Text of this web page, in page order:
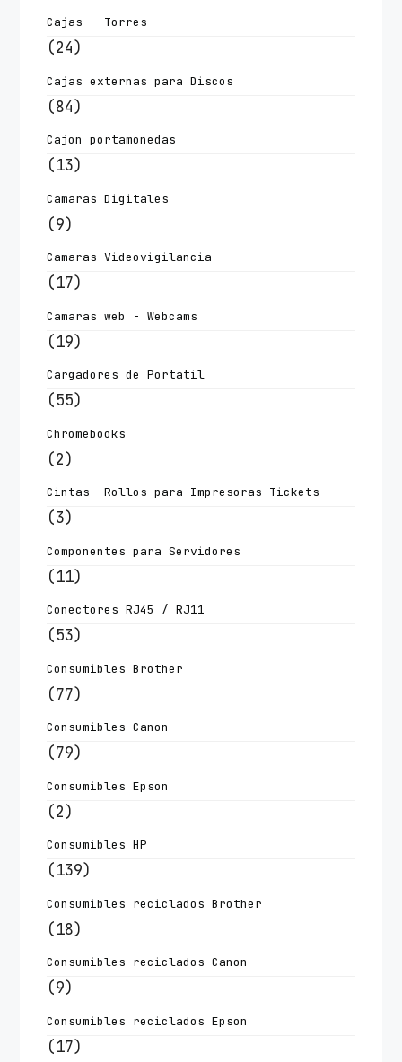
Cajas - Torres
(24)
Cajas externas para Discos
(84)
Cajon portamonedas
(13)
Camaras Digitales
(9)
Camaras Videovigilancia
(17)
Camaras web - Webcams
(19)
Cargadores de Portatil
(55)
Chromebooks
(2)
Cintas- Rollos para Impresoras Tickets
(3)
Componentes para Servidores
(11)
Conectores RJ45 / RJ11
(53)
Consumibles Brother
(77)
Consumibles Canon
(79)
Consumibles Epson
(2)
Consumibles HP
(139)
Consumibles reciclados Brother
(18)
Consumibles reciclados Canon
(9)
Consumibles reciclados Epson
(17)